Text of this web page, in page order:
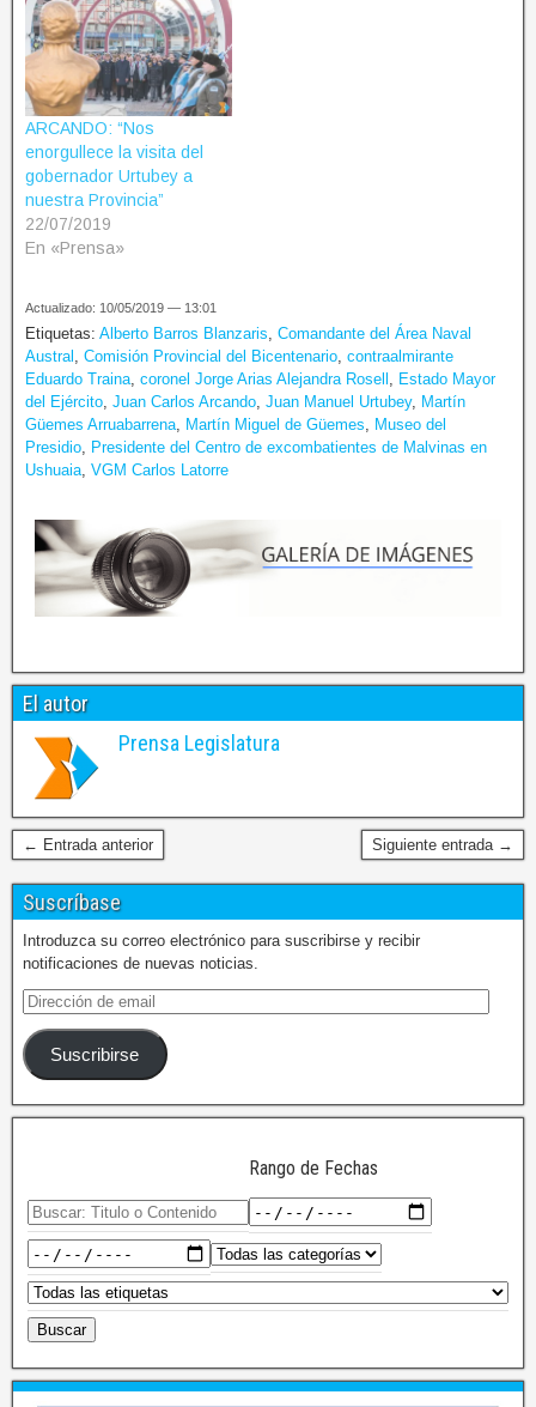
ARCANDO: “Nos
enorgullece la visita del
gobernador Urtubey a
nuestra Provincia”
22/07/2019
En «Prensa»
Actualizado: 10/05/2019 — 13:01
Etiquetas: Alberto Barros Blanzaris, Comandante del Área Naval
Austral , Comisión Provincial del Bicentenario, contraalmirante
Eduardo Traina, coronel Jorge Arias Alejandra Rosell , Estado Mayor
del Ejército, Juan Carlos Arcando, Juan Manuel Urtubey, Martín
Güemes Arruabarrena, Martín Miguel de Güemes, Museo del
Presidio, Presidente del Centro de excombatientes de Malvinas en
Ushuaia, VGM Carlos Latorre
El autor
Prensa Legislatura
← Entrada anterior Siguiente entrada →
Suscríbase
Introduzca su correo electrónico para suscribirse y recibir
notificaciones de nuevas noticias.
Suscribirse
Rango de Fechas